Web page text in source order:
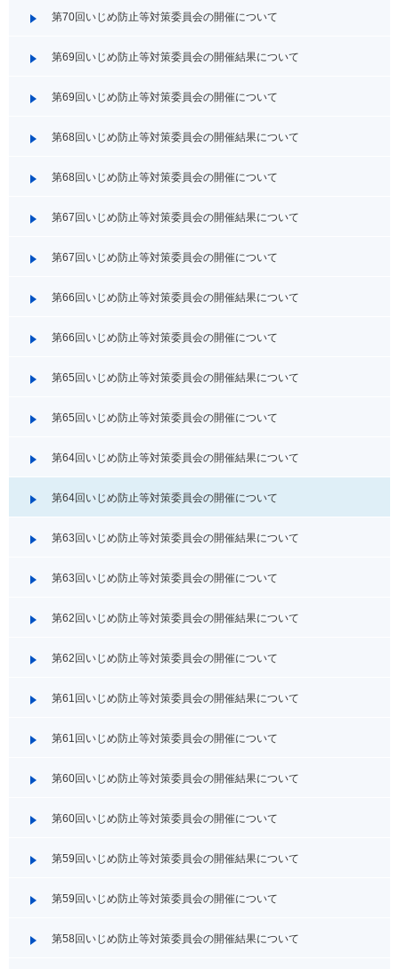
第70回いじめ防止等対策委員会の開催について
第69回いじめ防止等対策委員会の開催結果について
第69回いじめ防止等対策委員会の開催について
第68回いじめ防止等対策委員会の開催結果について
第68回いじめ防止等対策委員会の開催について
第67回いじめ防止等対策委員会の開催結果について
第67回いじめ防止等対策委員会の開催について
第66回いじめ防止等対策委員会の開催結果について
第66回いじめ防止等対策委員会の開催について
第65回いじめ防止等対策委員会の開催結果について
第65回いじめ防止等対策委員会の開催について
第64回いじめ防止等対策委員会の開催結果について
第64回いじめ防止等対策委員会の開催について
第63回いじめ防止等対策委員会の開催結果について
第63回いじめ防止等対策委員会の開催について
第62回いじめ防止等対策委員会の開催結果について
第62回いじめ防止等対策委員会の開催について
第61回いじめ防止等対策委員会の開催結果について
第61回いじめ防止等対策委員会の開催について
第60回いじめ防止等対策委員会の開催結果について
第60回いじめ防止等対策委員会の開催について
第59回いじめ防止等対策委員会の開催結果について
第59回いじめ防止等対策委員会の開催について
第58回いじめ防止等対策委員会の開催結果について